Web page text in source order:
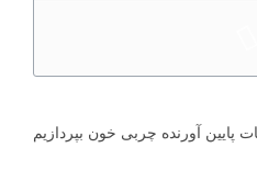
پایین آورنده چربی خون بپردازیم